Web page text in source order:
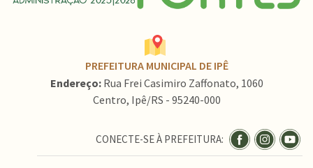
PREFEITURA MUNICIPAL DE IPÊ
Endereço: Rua Frei Casimiro Zaffonato, 1060
Centro, Ipê/RS - 95240-000
CONECTE-SE À PREFEITURA: